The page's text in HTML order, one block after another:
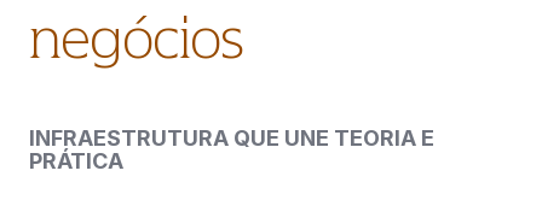
negócios
INFRAESTRUTURA QUE UNE TEORIA E
PRÁTICA